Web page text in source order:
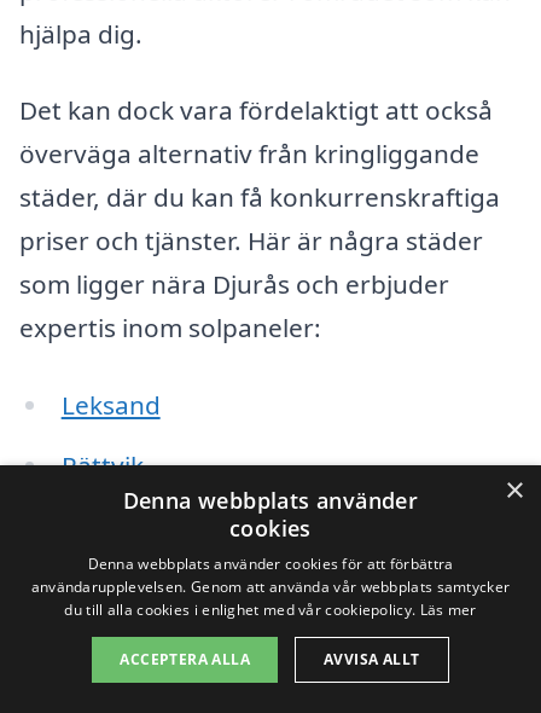
hjälpa dig.
Det kan dock vara fördelaktigt att också
överväga alternativ från kringliggande
städer, där du kan få konkurrenskraftiga
priser och tjänster. Här är några städer
som ligger nära Djurås och erbjuder
expertis inom solpaneler:
Leksand
Rättvik
Falun
Gagnef
×
Denna webbplats använder
cookies
Denna webbplats använder cookies för att förbättra
användarupplevelsen. Genom att använda vår webbplats samtycker
du till alla cookies i enlighet med vår cookiepolicy. Läs mer
ACCEPTERA ALLA AVVISA ALLT